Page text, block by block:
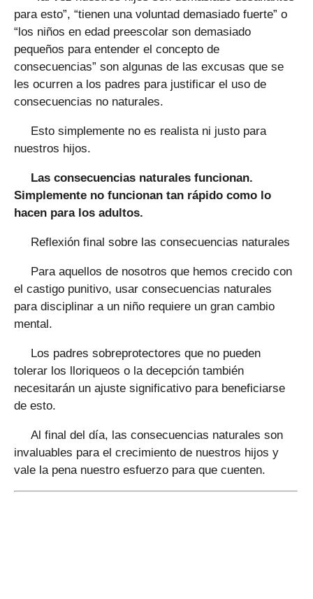
para esto”, “tienen una voluntad demasiado fuerte” o
“los niños en edad preescolar son demasiado
pequeños para entender el concepto de
consecuencias” son algunas de las excusas que se
les ocurren a los padres para justificar el uso de
consecuencias no naturales.
Esto simplemente no es realista ni justo para
nuestros hijos.
Las consecuencias naturales funcionan.
Simplemente no funcionan tan rápido como lo
hacen para los adultos.
Reflexión final sobre las consecuencias naturales
Para aquellos de nosotros que hemos crecido con
el castigo punitivo, usar consecuencias naturales
para disciplinar a un niño requiere un gran cambio
mental.
Los padres sobreprotectores que no pueden
tolerar los lloriqueos o la decepción también
necesitarán un ajuste significativo para beneficiarse
de esto.
Al final del día, las consecuencias naturales son
invaluables para el crecimiento de nuestros hijos y
vale la pena nuestro esfuerzo para que cuenten.